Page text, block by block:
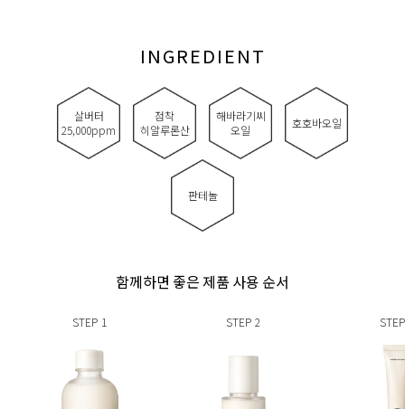
INGREDIENT
살버터
25,000ppm
점착
히알루론산
해바라기씨
오일
호호바오일
판테놀
함께하면 좋은 제품 사용 순서
STEP 1 STEP 2 STEP